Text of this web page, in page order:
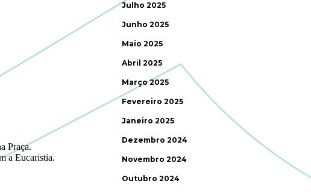
Julho 2025
Junho 2025
Maio 2025
Abril 2025
Março 2025
Fevereiro 2025
Janeiro 2025
Dezembro 2024
Novembro 2024
Outubro 2024